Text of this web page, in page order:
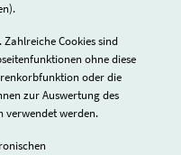
Cookies sind
ohne diese
oder die
zur Auswertung des
verwendet werden.